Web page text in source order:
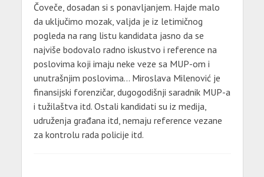
Čoveče, dosadan si s ponavljanjem. Hajde malo
da uključimo mozak, valjda je iz letimičnog
pogleda na rang listu kandidata jasno da se
najviše bodovalo radno iskustvo i reference na
poslovima koji imaju neke veze sa MUP-om i
unutrašnjim poslovima… Miroslava Milenović je
finansijski forenzičar, dugogodišnji saradnik MUP-a
i tužilaštva itd. Ostali kandidati su iz medija,
udruženja građana itd, nemaju reference vezane
za kontrolu rada policije itd.